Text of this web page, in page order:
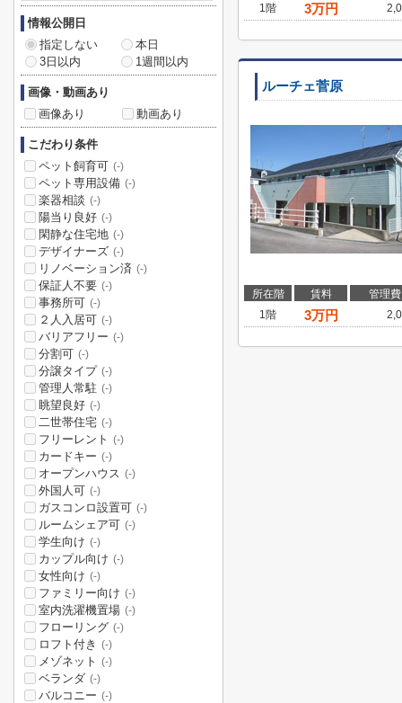
1階
3万円
ルーチェ菅原
所在階 賃料
管理
1階
3万円
情報公開日
指定しない
本日
3日以内
1週間以内
画像・動画あり
画像あり
動画あり
こだわり条件
ペット飼育可 (-)
ペット専用設備 (-)
楽器相談 (-)
陽当り良好 (-)
閑静な住宅地 (-)
デザイナーズ (-)
リノベーション済 (-)
保証人不要 (-)
事務所可 (-)
２人入居可 (-)
バリアフリー (-)
分割可 (-)
分譲タイプ (-)
管理人常駐 (-)
眺望良好 (-)
二世帯住宅 (-)
フリーレント (-)
カードキー (-)
オープンハウス (-)
外国人可 (-)
ガスコンロ設置可 (-)
ルームシェア可 (-)
学生向け (-)
カップル向け (-)
女性向け (-)
ファミリー向け (-)
室内洗濯機置場 (-)
フローリング (-)
ロフト付き (-)
メゾネット (-)
ベランダ (-)
バルコニー (-)